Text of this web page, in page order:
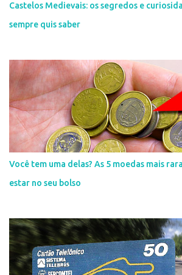
Castelos Medievais: os segredos e
sempre quis saber
Você tem uma delas? As 5 moedas mais
estar no seu bolso